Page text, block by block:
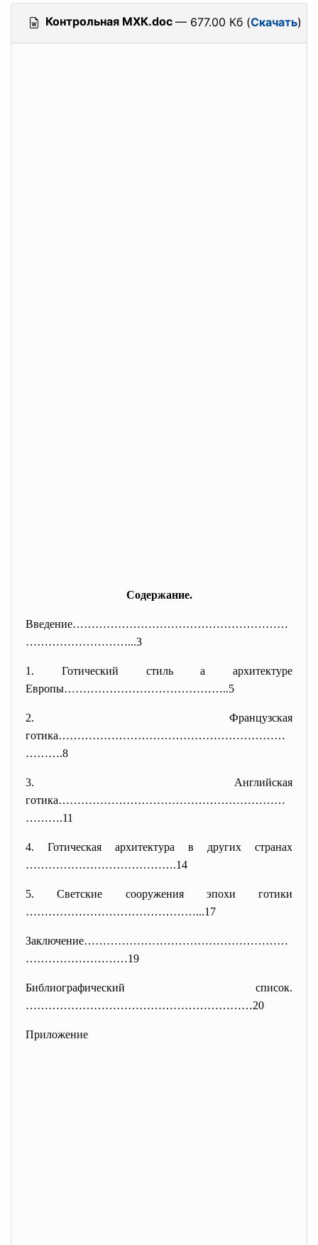
Контрольная МХК.doc — 677.00 Кб (Скачать)
Содержание.
Введение…………………………………………………
………………………...3
1. Готический стиль а архитектуре
Европы……………………………………..5
2. Французская
готика……………………………………………………
……….8
3. Английская
готика……………………………………………………
……….11
4. Готическая архитектура в других странах
………………………………….14
5. Светские сооружения эпохи готики
………………………………………...17
Заключение………………………………………………
………………………19
Библиографический список.
……………………………………………………20
Приложение